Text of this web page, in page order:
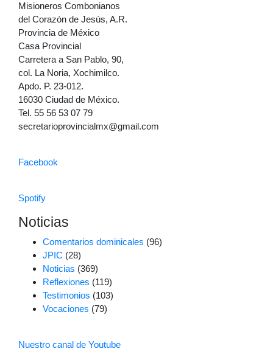
Misioneros Combonianos
del Corazón de Jesús, A.R.
Provincia de México
Casa Provincial
Carretera a San Pablo, 90,
col. La Noria, Xochimilco.
Apdo. P. 23-012.
16030 Ciudad de México.
Tel. 55 56 53 07 79
secretarioprovincialmx@gmail.com
Facebook
Spotify
Noticias
Comentarios dominicales (96)
JPIC (28)
Noticias (369)
Reflexiones (119)
Testimonios (103)
Vocaciones (79)
Nuestro canal de Youtube